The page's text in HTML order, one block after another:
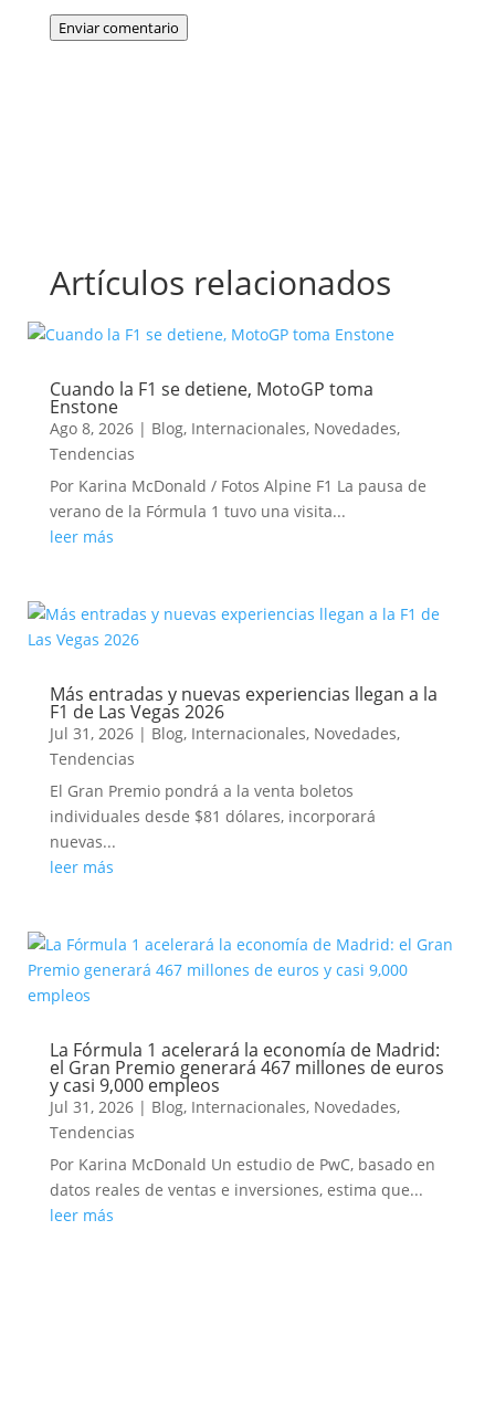
Enviar comentario
Artículos relacionados
Cuando la F1 se detiene, MotoGP toma
Enstone
Ago 8, 2026| Blog, Internacionales, Novedades,
Tendencias
Por Karina McDonald / Fotos Alpine F1 La pausa de
verano de la Fórmula 1 tuvo una visita...
leer más
Más entradas y nuevas experiencias llegan a la
F1 de Las Vegas 2026
Jul 31, 2026| Blog, Internacionales, Novedades,
Tendencias
El Gran Premio pondrá a la venta boletos
individuales desde $81 dólares, incorporará
nuevas...
leer más
La Fórmula 1 acelerará la economía de Madrid:
el Gran Premio generará 467 millones de euros
y casi 9,000 empleos
Jul 31, 2026| Blog, Internacionales, Novedades,
Tendencias
Por Karina McDonald Un estudio de PwC, basado en
datos reales de ventas e inversiones, estima que...
leer más